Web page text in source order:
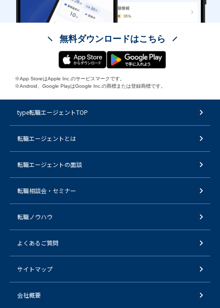
無料ダウンロードはこちら
※App StoreはApple Inc.のサービスマークです。
※Android、Google PlayはGoogle Inc.の商標または登録商標です。
type転職エージェントTOP
転職エージェントとは
転職エージェントの面談
転職相談会・セミナー
転職ノウハウ
よくあるご質問
サイトマップ
会社概要